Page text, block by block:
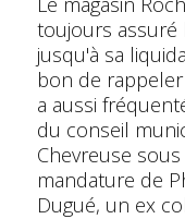
toujours assuré
jusqu'à sa
bon de
a aussi
du conseil
Chevreuse sous
mandature de
Dugué, un ex